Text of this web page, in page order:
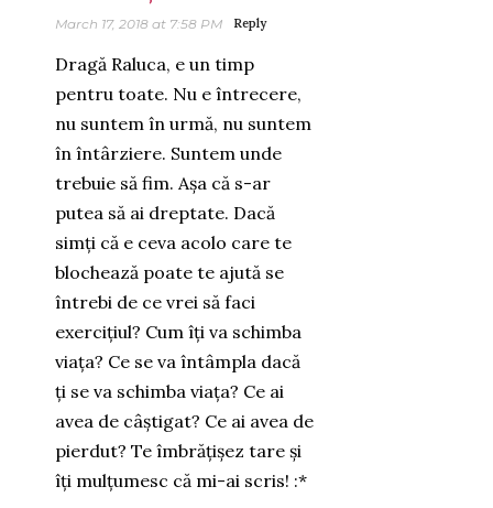
March 17, 2018 at 7:58 PM Reply
Dragă Raluca, e un timp
pentru toate. Nu e întrecere,
nu suntem în urmă, nu suntem
în întârziere. Suntem unde
trebuie să fim. Așa că s-ar
putea să ai dreptate. Dacă
simți că e ceva acolo care te
blochează poate te ajută se
întrebi de ce vrei să faci
exercițiul? Cum îți va schimba
viața? Ce se va întâmpla dacă
ți se va schimba viața? Ce ai
avea de câștigat? Ce ai avea de
pierdut? Te îmbrățișez tare și
îți mulțumesc că mi-ai scris! :*